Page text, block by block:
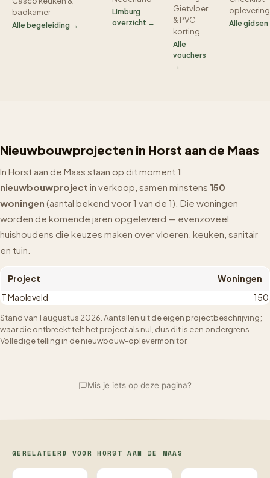
badkamer
Alle begeleiding →
Limburg
overzicht →
Gietvloer
& PVC
korting
Alle
vouchers
→
oplevering
Alle
Nieuwbouwprojecten in Horst aan de Maas
In Horst aan de Maas staan op dit moment 1
nieuwbouwproject in verkoop, samen minstens 150
woningen (aantal bekend voor 1 van de 1). Die woningen
worden de komende jaren opgeleverd — evenzoveel
huishoudens die keuzes maken over vloeren, keuken, sanitair
en tuin.
Project
Woningen
T Maoleveld
150
Stand van 1 augustus 2026. Aantallen uit de eigen projectbeschrijving;
waar die ontbreekt telt het project als nul, dus dit is een ondergrens.
Volledige telling in denieuwbouw-oplevermonitor.
Mis je iets op deze pagina?
GERELATEERD VOOR HORST AAN DE MAAS